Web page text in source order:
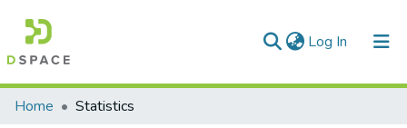
Log In (current)
Communities & Collections
Home Statistics